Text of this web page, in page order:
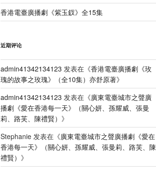
香港電臺廣播劇《紫玉釵》全15集
近期评论
admin41342134123 发表在《香港電臺廣播劇《玫
瑰的故事之玫瑰》（全10集）亦舒原著》
admin41342134123 发表在《廣東電臺城市之聲廣
播劇《愛在香港每一天》（關心妍、孫耀威、張曼
莉、路芙、陳禮賢） 》
Stephanie发表在《廣東電臺城市之聲廣播劇《愛在
香港每一天》（關心妍、孫耀威、張曼莉、路芙、陳
禮賢） 》